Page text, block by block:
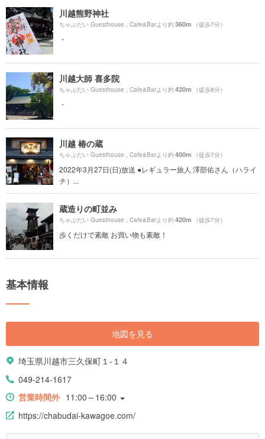
川越熊野神社
ちゃぶだい Guesthouse , Cafe&Barより約360m （徒歩7分）
・
川越大師 喜多院
ちゃぶだい Guesthouse , Cafe&Barより約420m （徒歩8分）
・
川越 椿の蔵
ちゃぶだい Guesthouse , Cafe&Barより約400m （徒歩7分）
2022年3月27日(日)放送 ●レギュラー旅人 澤部佑さん（ハライ
チ）...
蔵造りの町並み
ちゃぶだい Guesthouse , Cafe&Barより約420m （徒歩7分）
歩くだけで素敵 お買い物も素敵！
基本情報
地図を見る
埼玉県川越市三久保町１-１４
049-214-1617
営業時間外 11:00～16:00
https://chabudai-kawagoe.com/